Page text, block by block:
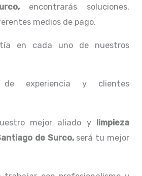
encontrarás soluciones,
medios de pago.
en cada uno de nuestros
de experiencia y clientes
mejor aliado y limpieza
de Surco, será tu mejor